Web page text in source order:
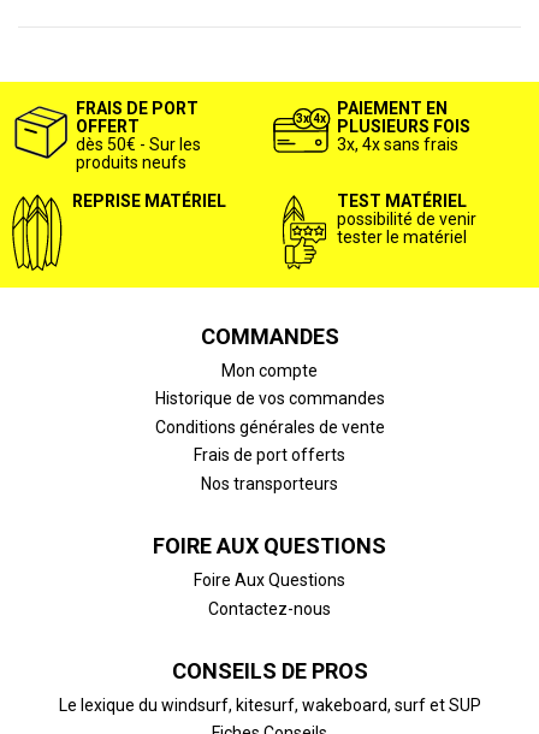
FRAIS DE PORT
OFFERT
dès 50€ - Sur les
produits neufs
PAIEMENT EN
PLUSIEURS FOIS
3x, 4x sans frais
REPRISE MATÉRIEL
TEST MATÉRIEL
possibilité de venir
tester le matériel
COMMANDES
Mon compte
Historique de vos commandes
Conditions générales de vente
Frais de port offerts
Nos transporteurs
FOIRE AUX QUESTIONS
Foire Aux Questions
Contactez-nous
CONSEILS DE PROS
Le lexique du windsurf, kitesurf, wakeboard, surf et SUP